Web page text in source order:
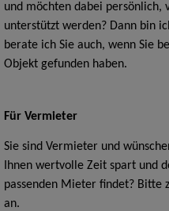
und möchten dabei persönlich,
unterstützt werden? Dann bin
berate ich Sie auch, wenn Sie
Objekt gefunden haben.
Für Vermieter
Sie sind Vermieter und
Ihnen wertvolle Zeit spart und
passenden Mieter findet? Bitte
an.